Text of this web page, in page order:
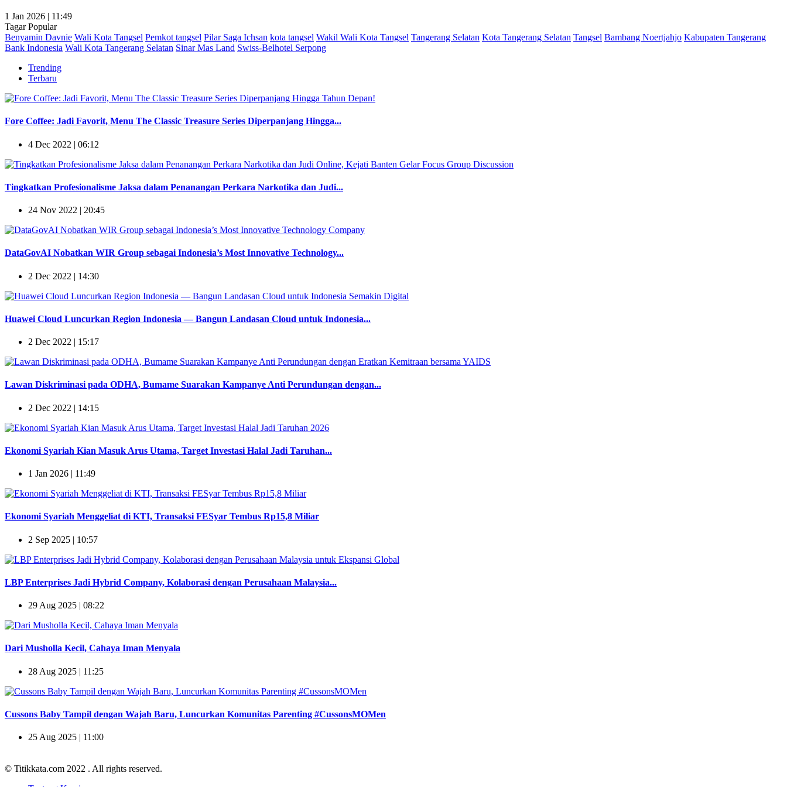
1 Jan 2026 | 11:49
Tagar Popular
Benyamin Davnie Wali Kota Tangsel Pemkot tangsel Pilar Saga Ichsan kota tangsel Wakil Wali Kota Tangsel Tangerang Selatan Kota Tangerang Selatan Tangsel Bambang Noertjahjo Kabupaten Tangerang
Bank Indonesia Wali Kota Tangerang Selatan Sinar Mas Land Swiss-Belhotel Serpong
Trending
Terbaru
Fore Coffee: Jadi Favorit, Menu The Classic Treasure Series Diperpanjang Hingga...
4 Dec 2022 | 06:12
Tingkatkan Profesionalisme Jaksa dalam Penanangan Perkara Narkotika dan Judi...
24 Nov 2022 | 20:45
DataGovAI Nobatkan WIR Group sebagai Indonesia’s Most Innovative Technology...
2 Dec 2022 | 14:30
Huawei Cloud Luncurkan Region Indonesia — Bangun Landasan Cloud untuk Indonesia...
2 Dec 2022 | 15:17
Lawan Diskriminasi pada ODHA, Bumame Suarakan Kampanye Anti Perundungan dengan...
2 Dec 2022 | 14:15
Ekonomi Syariah Kian Masuk Arus Utama, Target Investasi Halal Jadi Taruhan...
1 Jan 2026 | 11:49
Ekonomi Syariah Menggeliat di KTI, Transaksi FESyar Tembus Rp15,8 Miliar
2 Sep 2025 | 10:57
LBP Enterprises Jadi Hybrid Company, Kolaborasi dengan Perusahaan Malaysia...
29 Aug 2025 | 08:22
Dari Musholla Kecil, Cahaya Iman Menyala
28 Aug 2025 | 11:25
Cussons Baby Tampil dengan Wajah Baru, Luncurkan Komunitas Parenting #CussonsMOMen
25 Aug 2025 | 11:00
© Titikkata.com 2022 . All rights reserved.